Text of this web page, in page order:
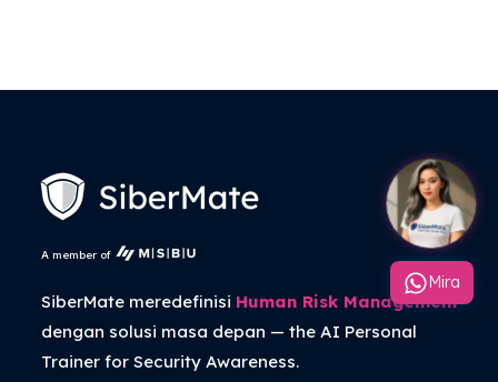
A member of
SiberMate meredefinisi Human Risk Management
dengan solusi masa depan — theAI Personal
Trainerfor Security Awareness.
Mira